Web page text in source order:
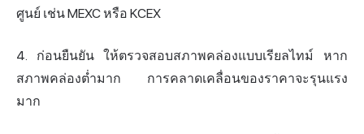
ศูนย์ เช่น MEXC หรือ KCEX
4. ก่อนยืนยัน ให้ตรวจสอบสภาพคล่องแบบเรียลไทม์ หาก
สภาพคล่องต่ำมาก การคลาดเคลื่อนของราคาจะรุนแรง
มาก